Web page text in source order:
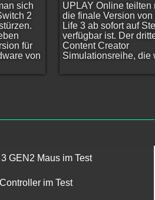
sich
2
für
von
UPLAY Online teilten
die finale Version von
Life 3 ab sofort auf
verfügbar ist. Der
Content Creator
Simulationsreihe, die
GEN2 Maus im Test
im Test